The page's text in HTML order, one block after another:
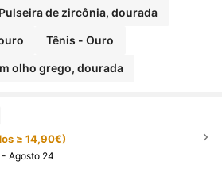
Pulseira de zircônia, dourada
Tênis - Ouro
olho grego, dourada
≥ 14,90€)
Agosto 24